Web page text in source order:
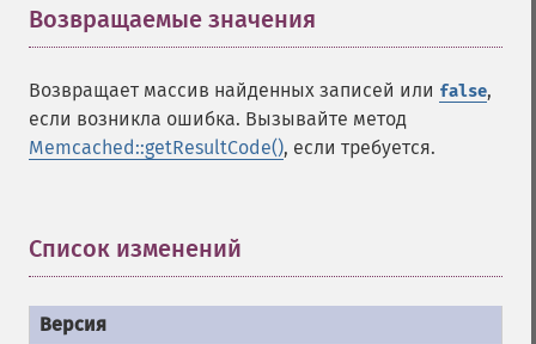
Возвращаемые значения
Возвращает массив найденных записей или false,
если возникла ошибка. Вызывайте метод
Memcached::getResultCode(), если требуется.
Список изменений